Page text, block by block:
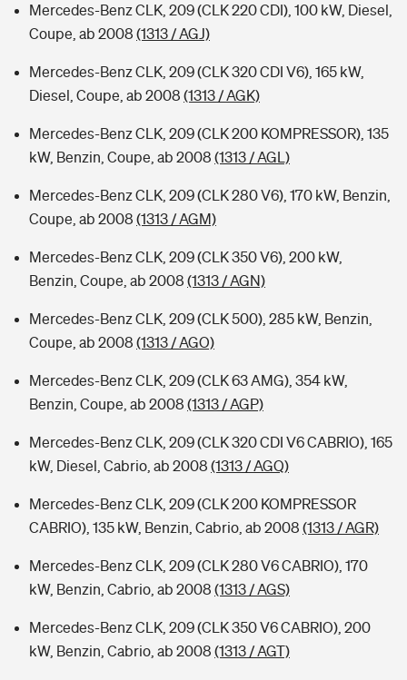
Mercedes-Benz CLK, 209 (CLK 220 CDI), 100 kW, Diesel,
Coupe, ab 2008 (1313 / AGJ)
Mercedes-Benz CLK, 209 (CLK 320 CDI V6), 165 kW,
Diesel, Coupe, ab 2008 (1313 / AGK)
Mercedes-Benz CLK, 209 (CLK 200 KOMPRESSOR), 135
kW, Benzin, Coupe, ab 2008 (1313 / AGL)
Mercedes-Benz CLK, 209 (CLK 280 V6), 170 kW, Benzin,
Coupe, ab 2008 (1313 / AGM)
Mercedes-Benz CLK, 209 (CLK 350 V6), 200 kW,
Benzin, Coupe, ab 2008 (1313 / AGN)
Mercedes-Benz CLK, 209 (CLK 500), 285 kW, Benzin,
Coupe, ab 2008 (1313 / AGO)
Mercedes-Benz CLK, 209 (CLK 63 AMG), 354 kW,
Benzin, Coupe, ab 2008 (1313 / AGP)
Mercedes-Benz CLK, 209 (CLK 320 CDI V6 CABRIO), 165
kW, Diesel, Cabrio, ab 2008 (1313 / AGQ)
Mercedes-Benz CLK, 209 (CLK 200 KOMPRESSOR
CABRIO), 135 kW, Benzin, Cabrio, ab 2008 (1313 / AGR)
Mercedes-Benz CLK, 209 (CLK 280 V6 CABRIO), 170
kW, Benzin, Cabrio, ab 2008 (1313 / AGS)
Mercedes-Benz CLK, 209 (CLK 350 V6 CABRIO), 200
kW, Benzin, Cabrio, ab 2008 (1313 / AGT)